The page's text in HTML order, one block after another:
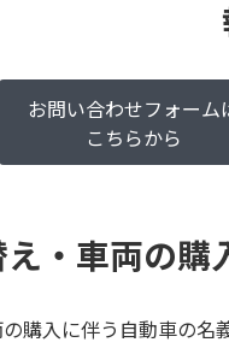
お問い合わせフォーム
こちらから
・車両の
購入に伴う自動車の